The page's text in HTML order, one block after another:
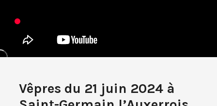
Vêpres du 21 juin 2024 à